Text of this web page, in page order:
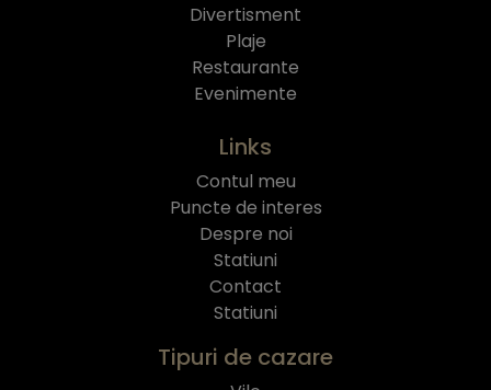
Divertisment
Plaje
Restaurante
Evenimente
Links
Contul meu
Puncte de interes
Despre noi
Statiuni
Contact
Statiuni
Tipuri de cazare